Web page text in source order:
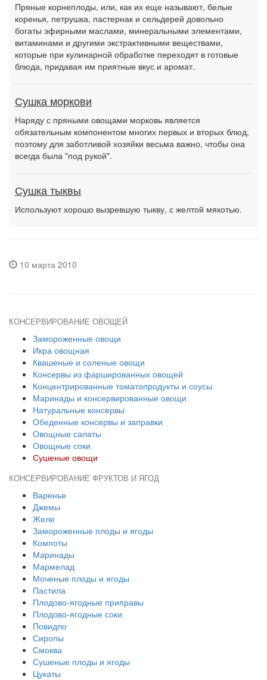
Пряные корнеплоды, или, как их еще называют, белые
коренья, петрушка, пастернак и сельдерей довольно
богаты эфирными маслами, минеральными элементами,
витаминами и другими экстрактивными веществами,
которые при кулинарной обработке переходят в готовые
блюда, придавая им приятные вкус и аромат.
Сушка моркови
Наряду с пряными овощами морковь является
обязательным компонентом многих первых и вторых блюд,
поэтому для заботливой хозяйки весьма важно, чтобы она
всегда была "под рукой".
Сушка тыквы
Используют хорошо вызревшую тыкву, с желтой мякотью.
10 марта 2010
КОНСЕРВИРОВАНИЕ ОВОЩЕЙ
Замороженные овощи
Икра овощная
Квашеные и соленые овощи
Консервы из фаршированных овощей
Концентрированные томатопродукты и соусы
Маринады и консервированные овощи
Натуральные консервы
Обеденные консервы и заправки
Овощные салаты
Овощные соки
Сушеные овощи
КОНСЕРВИРОВАНИЕ ФРУКТОВ И ЯГОД
Варенье
Джемы
Желе
Замороженные плоды и ягоды
Компоты
Маринады
Мармелад
Моченые плоды и ягоды
Пастила
Плодово-ягодные приправы
Плодово-ягодные соки
Повидло
Сиропы
Смоква
Сушеные плоды и ягоды
Цукаты